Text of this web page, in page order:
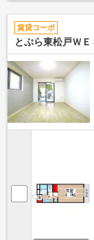
賃貸コーポ
とぷら東松戸ＷＥ